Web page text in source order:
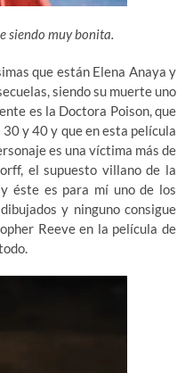
siendo muy bonita.
que están Elena Anaya y
siendo su muerte uno
es la Doctora Poison, que
y 40 y que en esta película
es una víctima más de
el supuesto villano de la
éste es para mí uno de los
y ninguno consigue
Reeve en la película de